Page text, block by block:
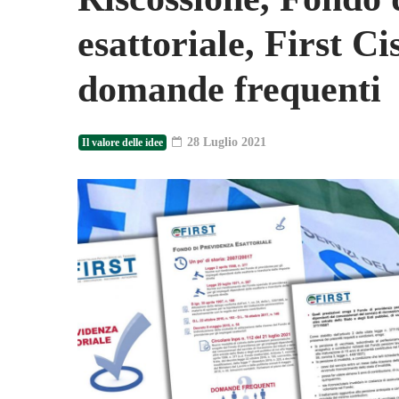
esattoriale, First
domande frequenti
Il valore delle idee 28 Luglio 2021